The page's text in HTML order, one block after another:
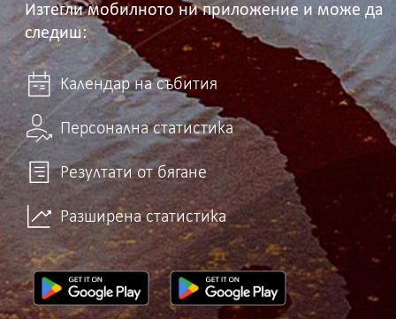
Изтегли мобилното ни приложение и може да
следиш:
Календар на събития
Персонална статистика
Резултати от бягане
Разширена статистика